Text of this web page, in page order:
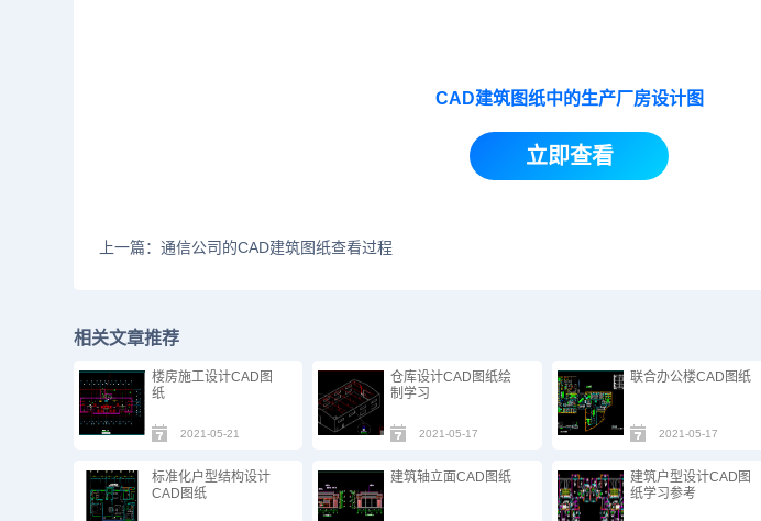
CAD建筑图纸中的生产厂房设计图
立即查看
上一篇：通信公司的CAD建筑图纸查看过程
相关文章推荐
楼房施工设计CAD图
纸
2021-05-21
仓库设计CAD图纸绘
制学习
2021-05-17
联合办公楼CAD图纸
2021-05-17
标准化户型结构设计
CAD图纸​
建筑轴立面CAD图纸
建筑户型设计CAD图
纸学习参考